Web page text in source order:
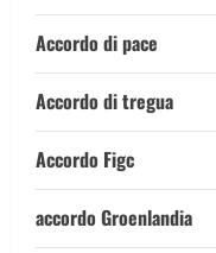
Accordo di pace
Accordo di tregua
Accordo Figc
accordo Groenlandia